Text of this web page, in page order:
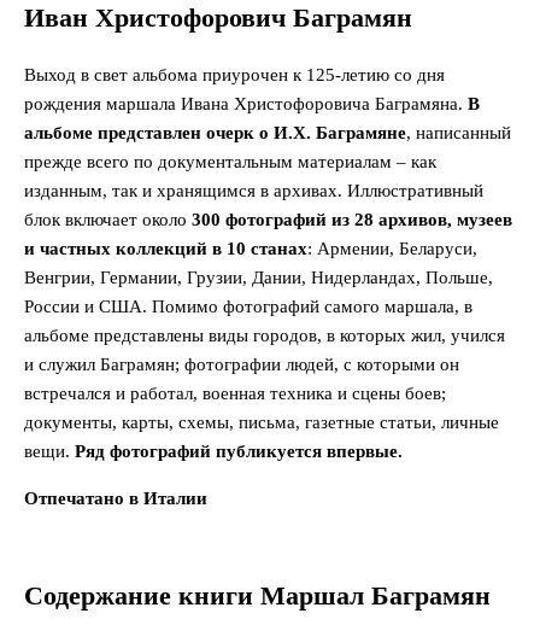
Иван Христофорович Баграмян
Выход в свет альбома приурочен к 125-летию со дня
рождения маршала Ивана Христофоровича Баграмяна. В
альбоме представлен очерк о И.Х. Баграмяне, написанный
прежде всего по документальным материалам – как
изданным, так и хранящимся в архивах. Иллюстративный
блок включает около 300 фотографий из 28 архивов, музеев
и частных коллекций в 10 станах: Армении, Беларуси,
Венгрии, Германии, Грузии, Дании, Нидерландах, Польше,
России и США. Помимо фотографий самого маршала, в
альбоме представлены виды городов, в которых жил, учился
и служил Баграмян; фотографии людей, с которыми он
встречался и работал, военная техника и сцены боев;
документы, карты, схемы, письма, газетные статьи, личные
вещи. Ряд фотографий публикуется впервые.
Отпечатано в Италии
Содержание книги Маршал Баграмян